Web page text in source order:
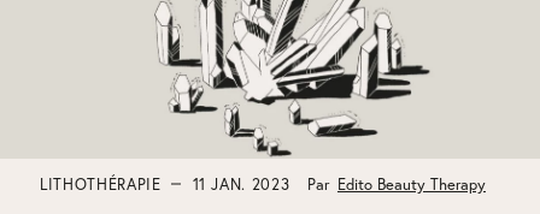
LITHOTHÉRAPIE 11 JAN. 2023 Par Edito Beauty Therapy